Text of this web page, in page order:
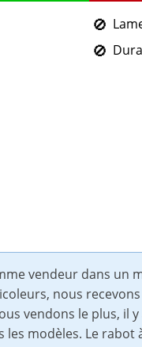
vendeur dans un
nous
vendons le plus, il
modèles. Le rabot